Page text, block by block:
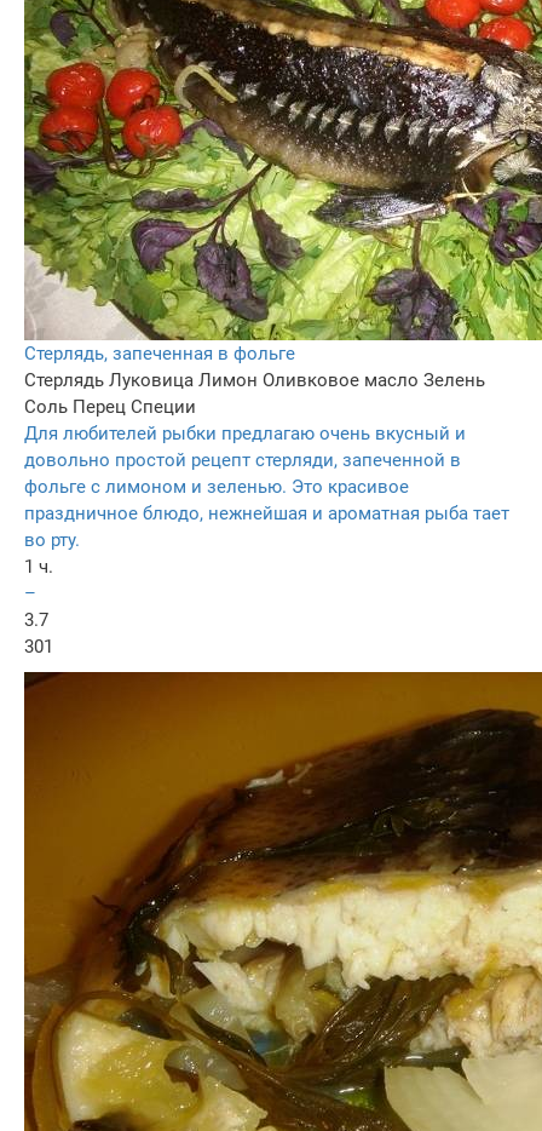
Стерлядь, запеченная в фольге
Стерлядь Луковица Лимон Оливковое масло Зелень
Соль Перец Специи
Для любителей рыбки предлагаю очень вкусный и
довольно простой рецепт стерляди, запеченной в
фольге с лимоном и зеленью. Это красивое
праздничное блюдо, нежнейшая и ароматная рыба тает
во рту.
1 ч.
–
3.7
301